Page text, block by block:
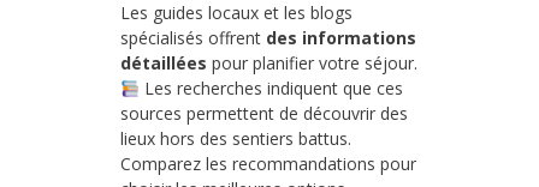
Les guides locaux et les blogs
spécialisés offrent des informations
détaillées pour planifier votre séjour.
Les recherches indiquent que ces
sources permettent de découvrir des
lieux hors des sentiers battus.
Comparez les recommandations pour